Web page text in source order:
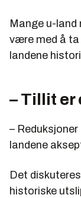
Mange u-land
være med å ta
landene
– Tillit er
–
landene
Det
historiske